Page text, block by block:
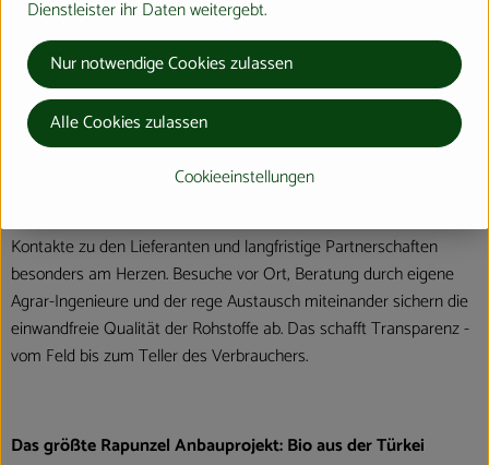
Produktqualität steht bei Rapunzel an erster Stelle. Das
Qualitätssicherungs-Team nimmt daher eine Schlüsselposition im
Unternehmen ein. Die Kontrollen der Rohstoffe beginnen bereits
auf dem Feld. Bei Wareneingang werden alle Rohstoffe und
Produkte beprobt. Zusätzlich werden sie durch anerkannte externe
Labors unabhängig analysiert.
Kontakte zu den Lieferanten und langfristige Partnerschaften
besonders am Herzen. Besuche vor Ort, Beratung durch eigene
Agrar-Ingenieure und der rege Austausch miteinander sichern die
einwandfreie Qualität der Rohstoffe ab. Das schafft Transparenz -
vom Feld bis zum Teller des Verbrauchers.
Das größte Rapunzel Anbauprojekt: Bio aus der Türkei
Dienstleister ihr Daten weitergebt.
Cookieeinstellungen
Nur notwendige Cookies zulassen
Alle Cookies zulassen